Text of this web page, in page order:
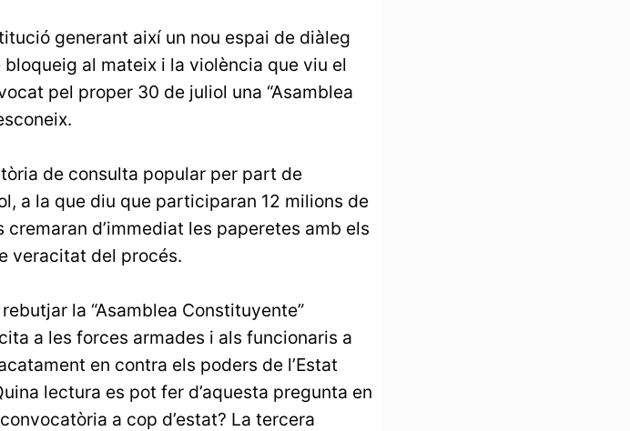
generant així un nou espai de diàleg
al mateix i la violència que viu el
pel proper 30 de juliol una “Asamblea
de consulta popular per part de
a la que diu que participaran 12 milions de
d’immediat les paperetes amb els
veracitat del procés.
la “Asamblea Constituyente”
a les forces armades i als funcionaris a
en contra els poders de l’Estat
lectura es pot fer d’aquesta pregunta en
a cop d’estat? La tercera